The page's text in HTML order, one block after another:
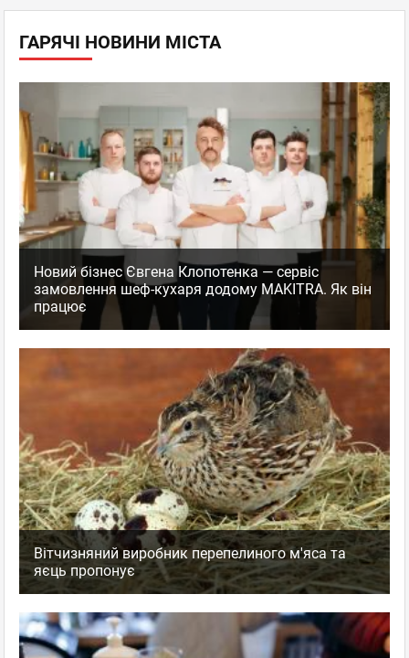
ГАРЯЧІ НОВИНИ МІСТА
Новий бізнес Євгена Клопотенка — сервіс
замовлення шеф-кухаря додому MAKITRA. Як він
працює
Вітчизняний виробник перепелиного м'яса та
яєць пропонує